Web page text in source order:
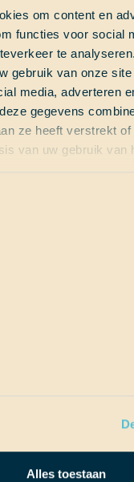
om content en
functies voor social
te
gebruik van onze
media, adverteren
gegevens
ze heeft verstrekt
van uw gebruik van
Alles toestaan
de wacht
sinds we
overal zee. De
tenminste iets van
was, ben ik in
uur schreeuwde
inderdaad zagen
eindelijk een
op zee (!)